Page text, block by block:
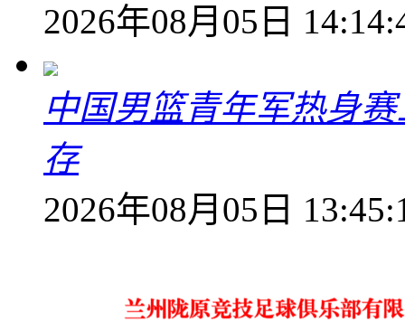
2026年08月05日
中国男篮青年军热身
存
2026年08月05日